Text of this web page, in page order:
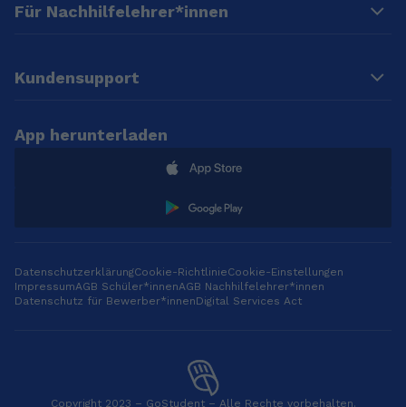
Für Nachhilfelehrer*innen
Kundensupport
App herunterladen
DatenschutzerklärungCookie-RichtlinieCookie-Einstellungen
ImpressumAGB Schüler*innenAGB Nachhilfelehrer*innen
Datenschutz für Bewerber*innenDigital Services Act
Copyright 2023 – GoStudent – Alle Rechte vorbehalten.